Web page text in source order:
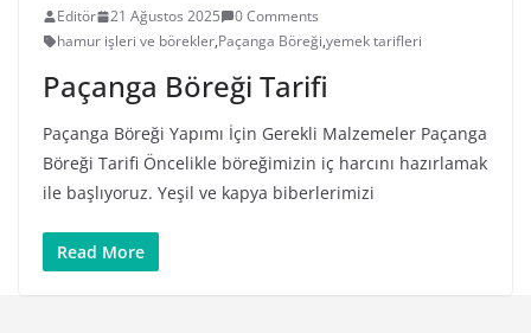
Editör 21 Ağustos 2025
0 Comments
hamur işleri ve börekler,Paçanga Böreği,yemek tarifleri
Paçanga Böreği Tarifi
Paçanga Böreği Yapımı İçin Gerekli Malzemeler Paçanga
Böreği Tarifi Öncelikle böreğimizin iç harcını hazırlamak
ile başlıyoruz. Yeşil ve kapya biberlerimizi
Read More